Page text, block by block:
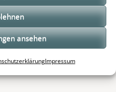
ansehen
Impressum